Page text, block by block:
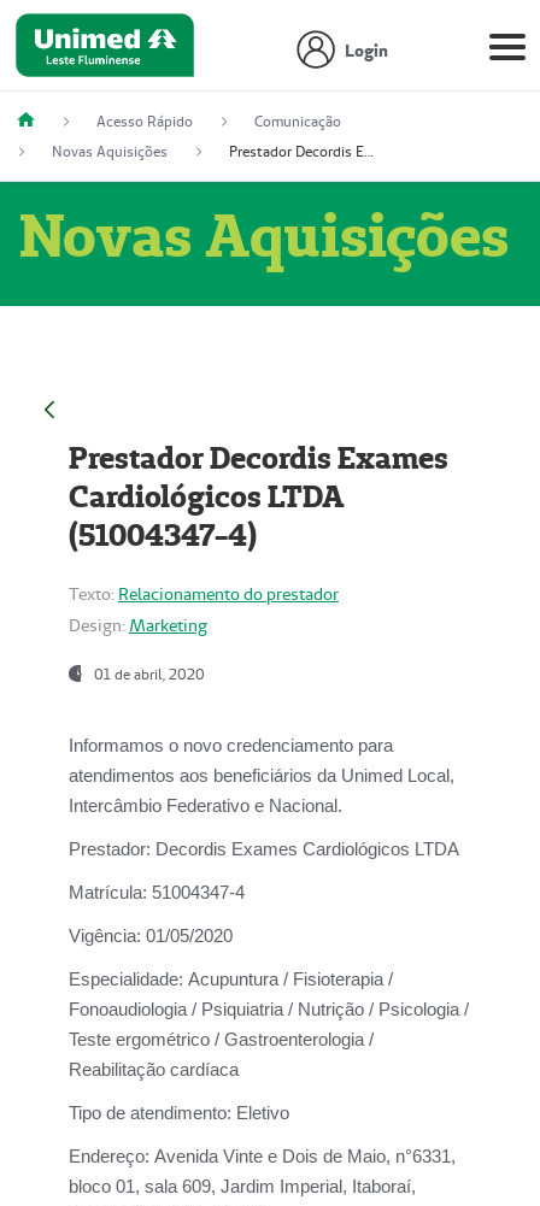
Login
Acesso Rápido
Comunicação
Novas Aquisições
Prestador Decordis Exames Cardiológicos LTDA (51004347-4)
Novas Aquisições
Prestador Decordis Exames
Cardiológicos LTDA
(51004347-4)
Texto: Relacionamento do prestador
Design: Marketing
01 de abril, 2020
Informamos o novo credenciamento para
atendimentos aos beneficiários da Unimed Local,
Intercâmbio Federativo e Nacional.
Prestador: Decordis Exames Cardiológicos LTDA
Matrícula: 51004347-4
Vigência: 01/05/2020
Especialidade: Acupuntura / Fisioterapia /
Fonoaudiologia / Psiquiatria / Nutrição / Psicologia /
Teste ergométrico / Gastroenterologia /
Reabilitação cardíaca
Tipo de atendimento: Eletivo
Endereço: Avenida Vinte e Dois de Maio, n°6331,
bloco 01, sala 609, Jardim Imperial, Itaboraí,